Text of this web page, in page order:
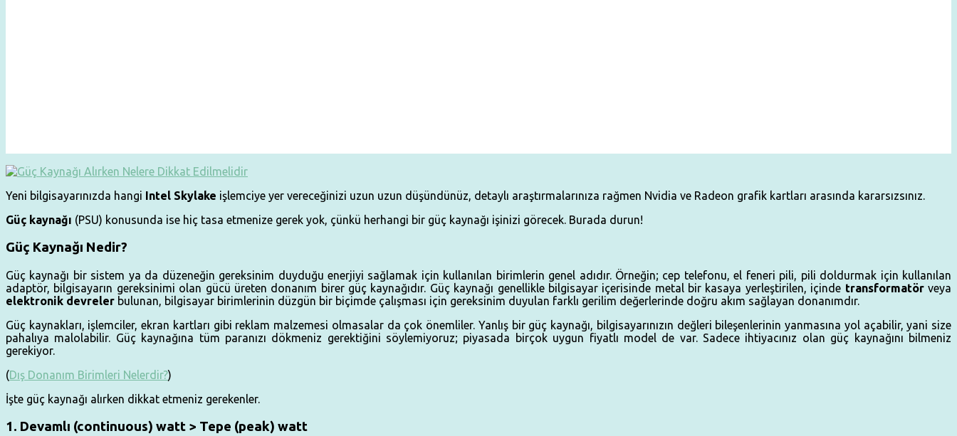
Yeni bilgisayarınızda hangi Intel Skylake işlemciye yer vereceğinizi uzun uzun düşündünüz, detaylı araştırmalarınıza rağmen Nvidia ve Radeon grafik kartları arasında kararsızsınız.
Güç kaynağı (PSU) konusunda ise hiç tasa etmenize gerek yok, çünkü herhangi bir güç kaynağı işinizi görecek. Burada durun!
Güç Kaynağı Nedir?
Güç kaynağı bir sistem ya da düzeneğin gereksinim duyduğu enerjiyi sağlamak için kullanılan birimlerin genel adıdır. Örneğin; cep telefonu, el feneri pili, pili doldurmak için kullanılan
adaptör, bilgisayarın gereksinimi olan gücü üreten donanım birer güç kaynağıdır. Güç kaynağı genellikle bilgisayar içerisinde metal bir kasaya yerleştirilen, içinde transformatörveya
elektronik devreler bulunan, bilgisayar birimlerinin düzgün bir biçimde çalışması için gereksinim duyulan farklı gerilim değerlerinde doğru akım sağlayan donanımdır.
Güç kaynakları, işlemciler, ekran kartları gibi reklam malzemesi olmasalar da çok önemliler. Yanlış bir güç kaynağı, bilgisayarınızın değleri bileşenlerinin yanmasına yol açabilir, yani size
pahalıya malolabilir. Güç kaynağına tüm paranızı dökmeniz gerektiğini söylemiyoruz; piyasada birçok uygun fiyatlı model de var. Sadece ihtiyacınız olan güç kaynağını bilmeniz
gerekiyor.
(Dış Donanım Birimleri Nelerdir?)
İşte güç kaynağı alırken dikkat etmeniz gerekenler.
1. Devamlı (continuous) watt > Tepe (peak) watt